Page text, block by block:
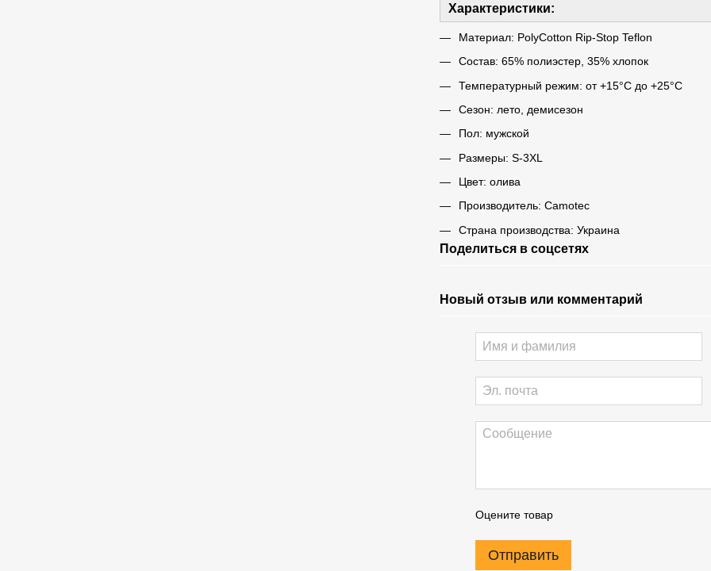
Характеристики:
Материал: PolyCotton Rip-Stop Teflon
Состав: 65% полиэстер, 35% хлопок
Температурный режим: от +15°C до +25°C
Сезон: лето, демисезон
Пол: мужской
Размеры: S-3XL
Цвет: олива
Производитель: Camotec
Страна производства: Украина
Поделиться в соцсетях
Новый отзыв или комментарий
Оцените товар
Отправить